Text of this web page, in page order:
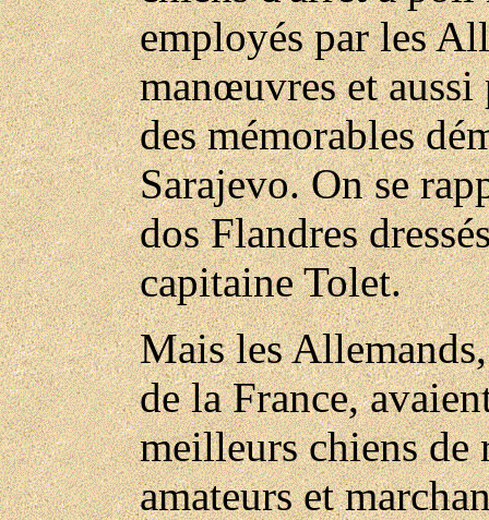
employés par les
manœuvres et
des mémorables
Sarajevo. On se
dos Flandres
capitaine Tolet.
Mais les
de la France,
meilleurs chiens de
amateurs et